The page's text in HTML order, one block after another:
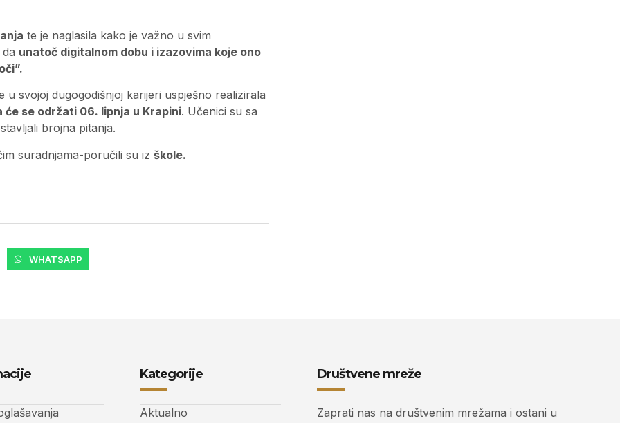
te je naglasila kako je važno u svim
unatoč digitalnom dobu i izazovima koje ono
svojoj dugogodišnjoj karijeri uspješno realizirala
se održati 06. lipnja u Krapini. Učenici su sa
brojna pitanja.
suradnjama-poručili su iz škole.
WHATSAPP
Kategorije
Aktualno
Društvene mreže
Zaprati nas na društvenim mrežama i ostani u